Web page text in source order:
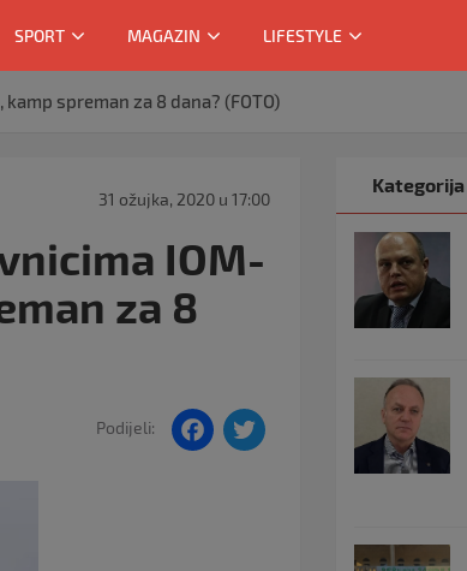
SPORT MAGAZIN LIFESTYLE
spreman za 8 dana? (FOTO)
31 ožujka, 2020 u 17:00
IOM-
za 8
Podijeli:
F
Kategorija